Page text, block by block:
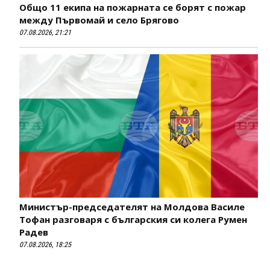
Общо 11 екипа на пожарната се борят с пожар
между Първомай и село Брягово
07.08.2026, 21:21
Министър-председателят на Молдова Василе
Тофан разговаря с българския си колега Румен
Радев
07.08.2026, 18:25